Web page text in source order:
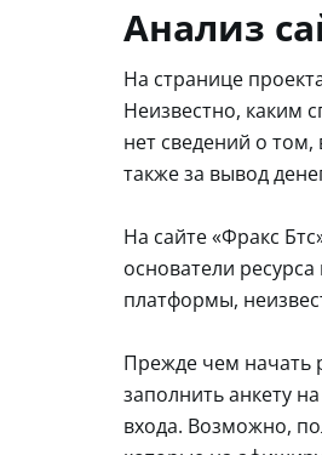
Анализ
На странице
Неизвестно, каким
нет сведений о
также за вывод
На сайте «Фракс
основатели
платформы,
Прежде чем начать
заполнить анкету
входа. Возможно,